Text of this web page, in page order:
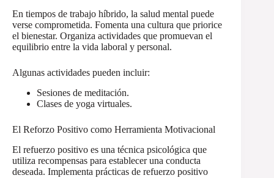
En tiempos de trabajo híbrido, la salud mental puede
verse comprometida. Fomenta una cultura que priorice
el bienestar. Organiza actividades que promuevan el
equilibrio entre la vida laboral y personal.
Algunas actividades pueden incluir:
Sesiones de meditación.
Clases de yoga virtuales.
El Reforzo Positivo como Herramienta Motivacional
El refuerzo positivo es una técnica psicológica que
utiliza recompensas para establecer una conducta
deseada. Implementa prácticas de refuerzo positivo